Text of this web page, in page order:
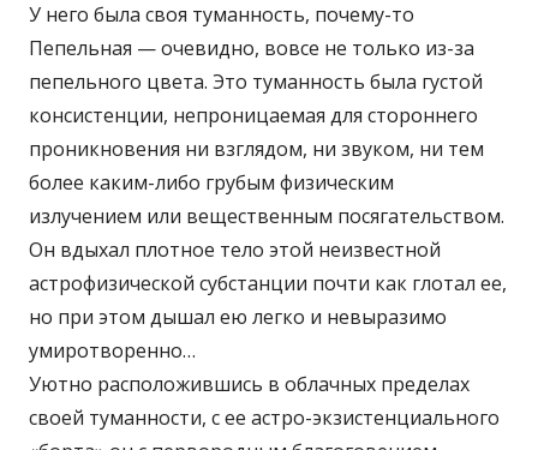
У него была своя туманность, почему-то
Пепельная — очевидно, вовсе не только из-за
пепельного цвета. Это туманность была густой
консистенции, непроницаемая для стороннего
проникновения ни взглядом, ни звуком, ни тем
более каким-либо грубым физическим
излучением или вещественным посягательством.
Он вдыхал плотное тело этой неизвестной
астрофизической субстанции почти как глотал ее,
но при этом дышал ею легко и невыразимо
умиротворенно…
Уютно расположившись в облачных пределах
своей туманности, с ее астро-экзистенциального